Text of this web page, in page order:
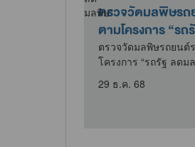
ตรวจวัดมลพิษรถยนต์ราชการ
ตามโครงการ “รถรัฐ ลดมลพิษ”
ตรวจวัดมลพิษรถยนต์ราชการตาม
โครงการ “รถรัฐ ลดมลพิษ”